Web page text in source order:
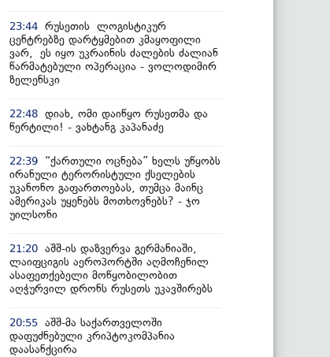
23:44 რუსეთის ლოგისტიკურ
ცენტრებზე დარტყმებით კმაყოფილი
ვარ, ეს იყო უკრაინის ძალების ძალიან
წარმატებული ოპერაცია - ვოლოდიმირ
ზელენსკი
22:48 დიახ, ომი დაიწყო რუსეთმა და
წერტილი! - ვახტანგ კაპანაძე
22:39
“ქართული ოცნება” ხელს უწყობს
ირანული ტერორისტული ქსელების
უკანონო გაფართოებას, თუმცა მაინც
ამერიკას უყენებს მოთხოვნებს? - ჯო
უილსონი
21:20 აშშ-ის დაზვერვა გერმანიაში,
ლაიფციგის აეროპორტში აღმოჩენილ
ასაფეთქებელი მოწყობილობით
აღჭურვილ დრონს რუსეთს უკავშირებს
20:55 აშშ-მა საქართველოში
დაფუძნებული კრიპტოკომპანია
დაასანქცირა